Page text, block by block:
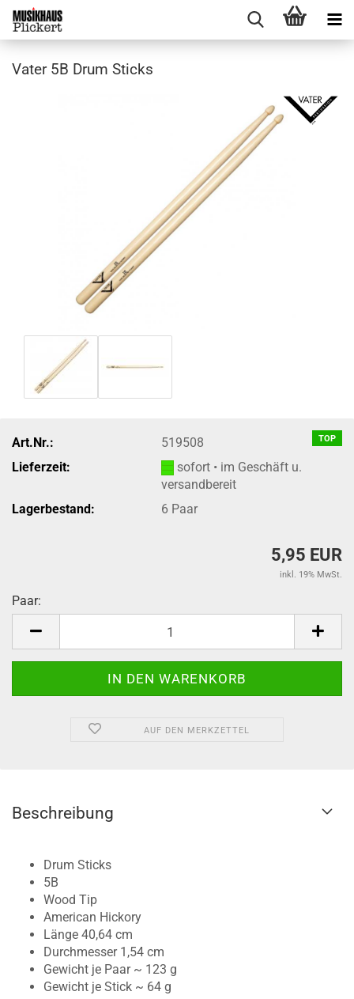
Vater 5B Drum Sticks
TOP
Art.Nr.:
519508
Lieferzeit:
sofort • im Geschäft u.
versandbereit
Lagerbestand:
6 Paar
5,95 EUR
inkl. 19% MwSt.
Paar:
AUF DEN MERKZETTEL
Beschreibung
Drum Sticks
5B
Wood Tip
American Hickory
Länge 40,64 cm
Durchmesser 1,54 cm
Gewicht je Paar ~ 123 g
Gewicht je Stick ~ 64 g